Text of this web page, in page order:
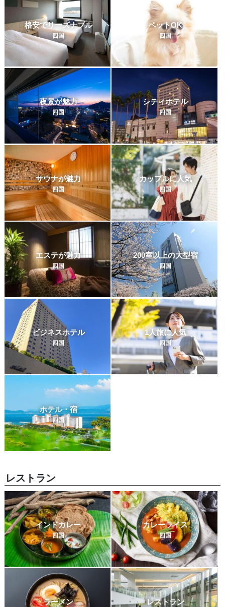
格安でリーズナブル
四国
ペットOK
四国
夜景が魅力
四国
シティホテル
四国
サウナが魅力
四国
カップルに人気
四国
エステが魅力
四国
200室以上の大型宿
四国
ビジネスホテル
四国
1人旅に人気
四国
ホテル・宿
四国
レストラン
インドカレー
四国
カレーライス
四国
ラーメン レストラン